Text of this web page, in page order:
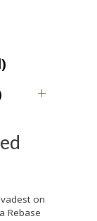
on
Rebase